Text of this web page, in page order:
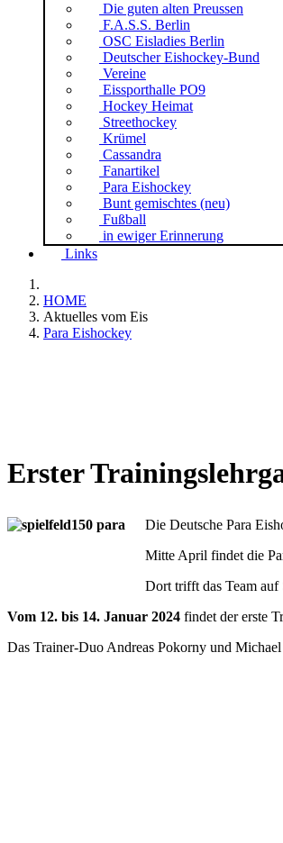
Die guten alten Preussen
F.A.S.S. Berlin
OSC Eisladies Berlin
Deutscher Eishockey-Bund
Vereine
Eissporthalle PO9
Hockey Heimat
Streethockey
Krümel
Cassandra
Fanartikel
Para Eishockey
Bunt gemischtes (neu)
Fußball
in ewiger Erinnerung
Links
HOME
Aktuelles vom Eis
Para Eishockey
Erster
Die Deutsche Para
Mitte April findet die
Dort trifft das Team auf
Vom 12. bis 14. Januar 2024 findet der erste
Das Trainer-Duo Andreas Pokorny und